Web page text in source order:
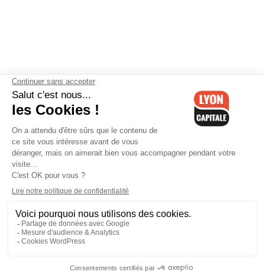
Contactez-nous-Mentions légales-CGV-Politique de
confidentialité-Gestion des cookies